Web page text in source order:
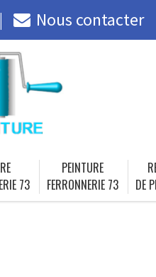
Nous contacter
73
PEINTURE
FERRONNERIE 73
DE